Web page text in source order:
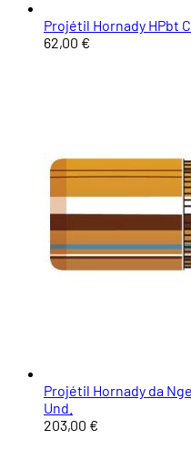
Projétil Hornady HPbt
62,00 €
Projétil Hornady da
Und.
203,00 €